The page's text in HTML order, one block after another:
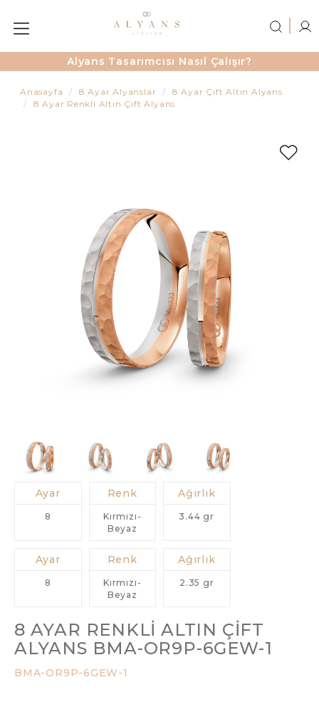
Alyans Tasarımcısı Nasıl Çalışır?
Anasayfa 8 Ayar Alyanslar
8 Ayar Çift Altın Alyans
8 Ayar Renkli Altın Çift Alyans
Ayar
8
Renk
Kırmızı-
Beyaz
Ağırlık
3.44 gr
Ayar
8
Renk
Kırmızı-
Beyaz
Ağırlık
2.35 gr
8 AYAR RENKLI ALTIN ÇIFT
ALYANS BMA-OR9P-6GEW-1
BMA-OR9P-6GEW-1